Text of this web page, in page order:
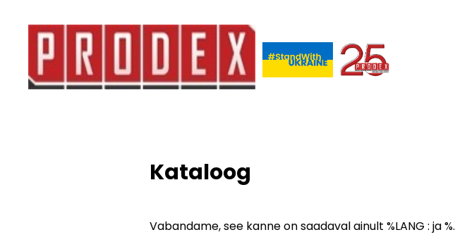
Kataloog
Vabandame, see kanne on saadaval ainult %LANG : ja %.